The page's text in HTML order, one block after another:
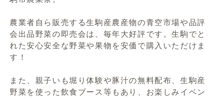
農業者自ら販売する生駒産農産物の青空市場や品評
会出品野菜の即売会は、毎年大好評です。生駒でと
れた安心安全な野菜や果物を安価で購入いただけま
す！
また、親子いも堀り体験や豚汁の無料配布、生駒産
野菜を使った飲食ブース等もあり、お楽しみイベン